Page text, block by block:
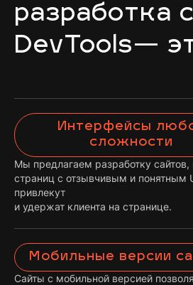
разработка с
DevTools—
Интерфейсы
сложности
Мы предлагаем разработку
страниц с отзывчивым и понятным
привлекут
и удержат клиента на странице.
Мобильные версии
Сайты с мобильной версией